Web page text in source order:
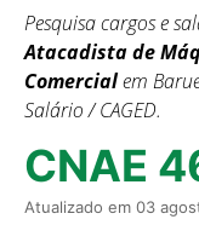
Pesquisa cargos e
Atacadista de
Comercialem
Salário / CAGED.
CNAE
Atualizado em 03